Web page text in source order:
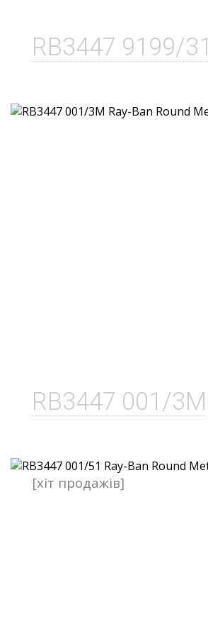
RB3447 9199/31
RB3447 001/3M
[хіт продажів]